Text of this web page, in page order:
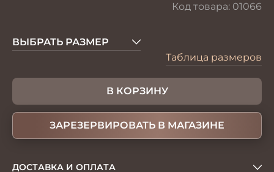
Код товара: 01066
ВЫБРАТЬ РАЗМЕР
Таблица размеров
В КОРЗИНУ
ЗАРЕЗЕРВИРОВАТЬ В МАГАЗИНЕ
ДОСТАВКА И ОПЛАТА